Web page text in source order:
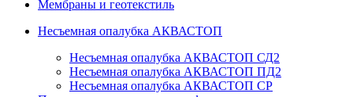
Мембраны и геотекстиль
Несъемная опалубка АКВАСТОП
Несъемная опалубка АКВАСТОП СД2
Несъемная опалубка АКВАСТОП ПД2
Несъемная опалубка АКВАСТОП СР